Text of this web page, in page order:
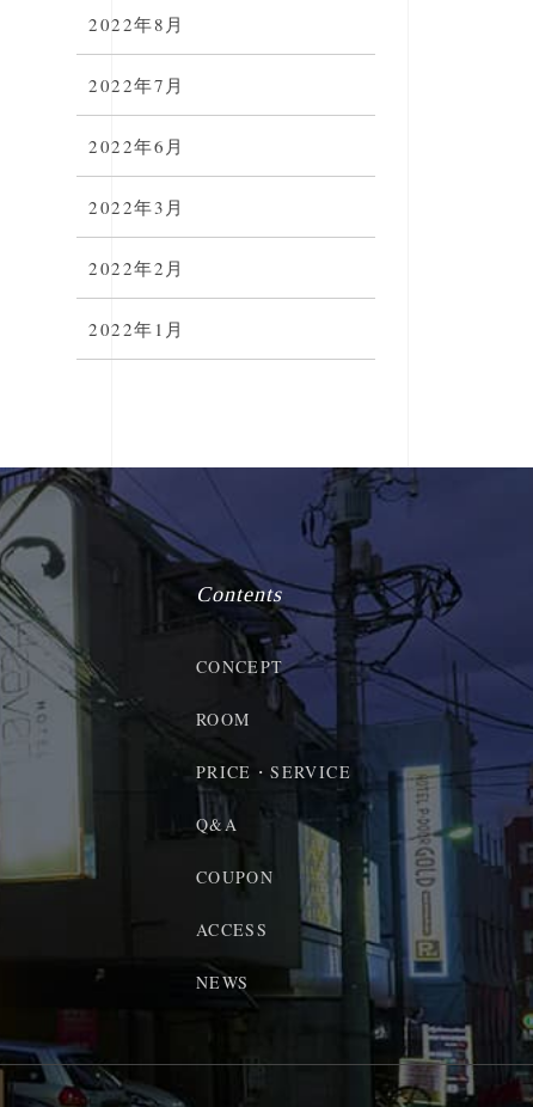
2022年8月
2022年7月
2022年6月
2022年3月
2022年2月
2022年1月
Contents
CONCEPT
ROOM
PRICE・SERVICE
Q&A
COUPON
ACCESS
NEWS